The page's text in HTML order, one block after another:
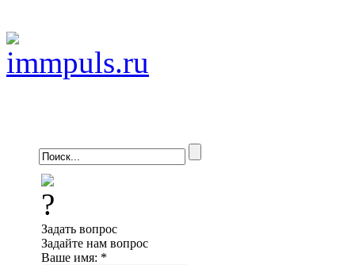
Задать вопрос
Задайте нам вопрос
Ваше имя: *